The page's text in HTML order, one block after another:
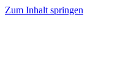
Zum Inhalt springen